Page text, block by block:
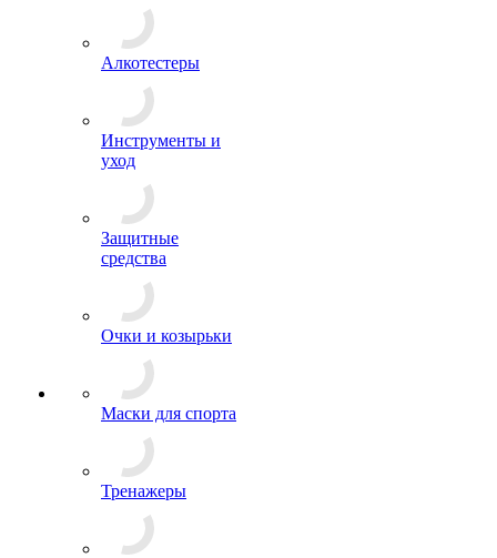
Алкотестеры
Инструменты и
уход
Защитные
средства
Очки и козырьки
Маски для спорта
Тренажеры